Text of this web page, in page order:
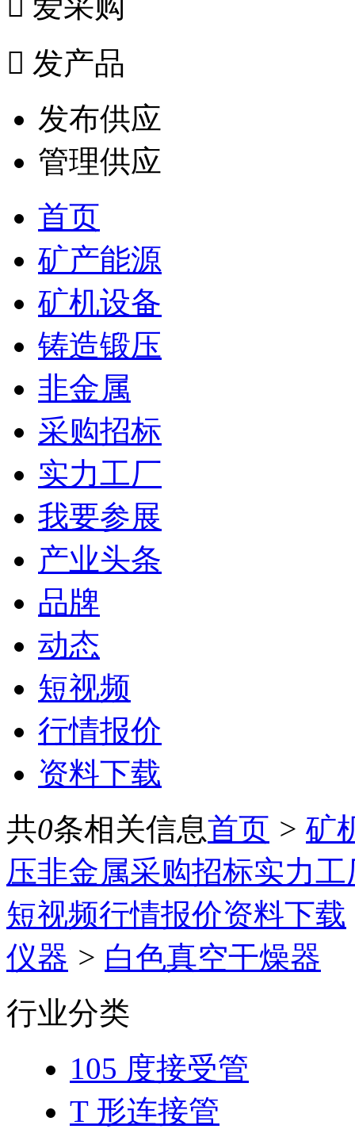
 发产品
发布供应
管理供应
首页
矿产能源
矿机设备
铸造锻压
非金属
采购招标
实力工厂
我要参展
产业头条
品牌
动态
短视频
行情报价
资料下载
共0条相关信息首页 > 矿
压非金属采购招标实力工
短视频行情报价资料下载
仪器 > 白色真空干燥器
行业分类
105 度接受管
T 形连接管